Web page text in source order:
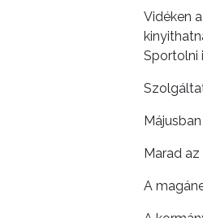
KISTÉRSÉG
Vidéken
Sportolni
Marad
A